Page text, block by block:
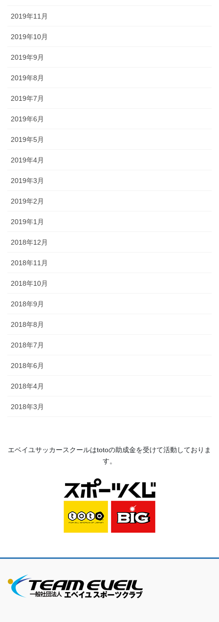
2019年11月
2019年10月
2019年9月
2019年8月
2019年7月
2019年6月
2019年5月
2019年4月
2019年3月
2019年2月
2019年1月
2018年12月
2018年11月
2018年10月
2018年9月
2018年8月
2018年7月
2018年6月
2018年4月
2018年3月
エベイユサッカースクールはtotoの助成金を受けて活動してお りま
す。